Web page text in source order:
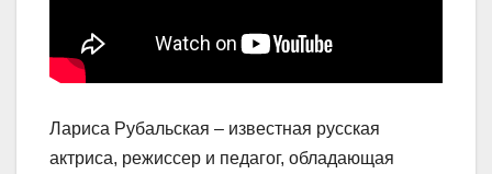
Лариса Рубальская – известная русская
актриса, режиссер и педагог, обладающая